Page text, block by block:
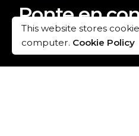
Ponte en
nosotros
This website stores
computer. Cookie Policy